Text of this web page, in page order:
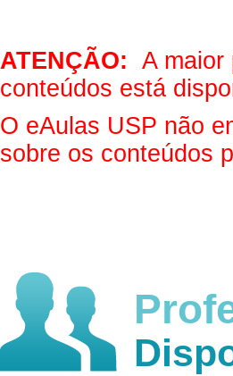
ATENÇÃO: A maior
conteúdos está
O eAulas USP não
sobre os conteúdos